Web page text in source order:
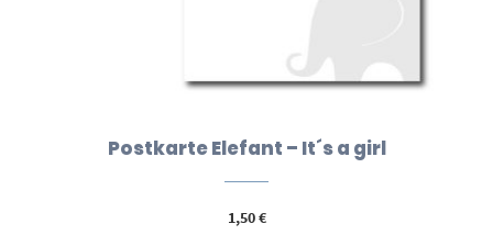
Postkarte Elefant – It´s a girl
1,50€